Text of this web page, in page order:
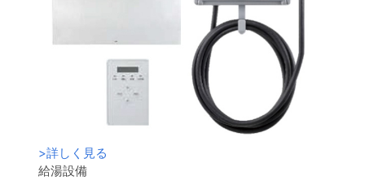
>詳しく見る
給湯設備